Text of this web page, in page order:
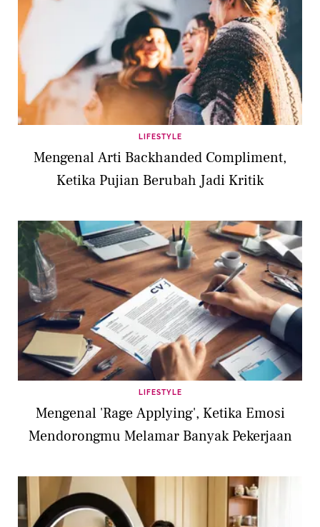
LIFESTYLE
Mengenal Arti Backhanded Compliment,
Ketika Pujian Berubah Jadi Kritik
LIFESTYLE
Mengenal 'Rage Applying', Ketika Emosi
Mendorongmu Melamar Banyak Pekerjaan